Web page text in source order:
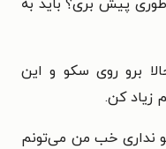
پیش بری؟ باید به
برو روی سکو و این
زیاد کن.
نداری خب من می‌تونم